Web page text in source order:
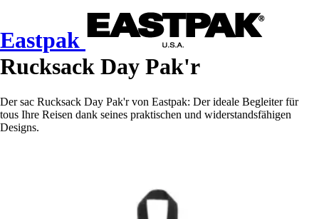
Eastpak
Rucksack Day Pak'r
Der sac Rucksack Day Pak'r von Eastpak: Der ideale Begleiter für
tous Ihre Reisen dank seines praktischen und widerstandsfähigen
Designs.